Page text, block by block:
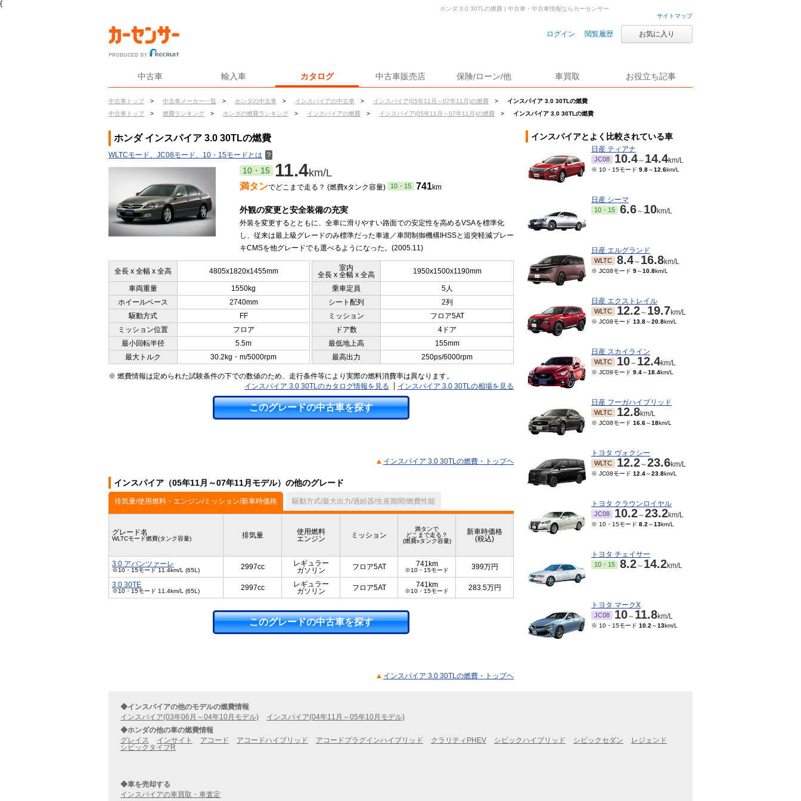
{
サイトマップ
ログイン 閲覧履歴 お気に入り
中古車 輸入車 カタログ 中古車販売店 保険/ローン/他 車買取 お役立ち記事
中古車トップ > 中古車メーカー一覧 > ホンダの中古車 > インスパイアの中古車 > インスパイア(05年11月～07年11月)の燃費 >
インスパイア 3.0 30TLの燃費
中古車トップ
> 燃費ランキング > ホンダの燃費ランキング > インスパイアの燃費 > インスパイア(05年11月～07年11月)の燃費 > インスパイア 3.0 30TLの燃費
ホンダ 3.0 30TLの燃費 | 中古車・中古車情報ならカーセンサー
ホンダ インスパイア 3.0 30TLの燃費
WLTCモード、JC08モード、10・15モードとは ？
10・15 11.4km/L
満タンでどこまで走る？ (燃費xタンク容量) 10・15 741km
外観の変更と安全装備の充実
外装を変更するとともに、全車に滑りやすい路面での安定性を高めるVSAを標準化
し、従来は最上級グレードのみ標準だった車速／車間制御機構IHSSと追突軽減ブレー
キCMSを他グレードでも選べるようになった。(2005.11)
全長 x 全幅 x 全高 4805x1820x1455mm
室内
全長 x 全幅 x 全高
1950x1500x1190mm
車両重量 1550kg 乗車定員
5人
ホイールベース
2740mm シート配列
2列
駆動方式
FF ミッション
フロア5AT
ミッション位置
フロア ドア数
4ドア
最小回転半径
5.5m 最低地上高
155mm
最大トルク
30.2kg・m/5000rpm 最高出力 250ps/6000rpm
※ 燃費情報は定められた試験条件の下での数値のため、走行条件等により実際の燃料消費率は異なります。
インスパイア 3.0 30TLのカタログ情報を見る
インスパイア 3.0 30TLの相場を見る
このグレードの中古車を探す
インスパイア 3.0 30TLの燃費・トップヘ
インスパイア（05年11月～07年11月モデル）の他のグレード
排気量/使用燃料・エンジン/ミッション/新車時価格 駆動方式/最大出力/過給器/生産期間/燃費性能
グレード名
WLTCモード燃費(タンク容量) 排気量
使用燃料
エンジン
ミッション
満タンで
どこまで走る？
(燃費xタンク容量)
新車時価格
(税込)
3.0 アバンツァーレ
※10・15モード 11.4km/L (65L) 2997cc
レギュラー
ガソリン
フロア5AT 741km
※10・15モード 399万円
3.0 30TE
※10・15モード 11.4km/L (65L) 2997cc
レギュラー
ガソリン
フロア5AT 741km
※10・15モード 283.5万円
このグレードの中古車を探す
インスパイア 3.0 30TLの燃費・トップヘ
インスパイアとよく比較されている車
日産 ティアナ
JC08 10.4～ 14.4km/L
※ 10・15モード 9.8～12.6km/L
日産 シーマ
10・15 6.6～ 10km/L
日産 エルグランド
WLTC 8.4～ 16.8km/L
※ JC08モード 9～10.8km/L
日産 エクストレイル
WLTC 12.2～ 19.7km/L
※ JC08モード 13.8～20.8km/L
日産 スカイライン
WLTC 10～ 12.4km/L
※ JC08モード 9.4～18.4km/L
日産 フーガハイブリッド
WLTC 12.8km/L
※ JC08モード 16.6～18km/L
トヨタ ヴォクシー
WLTC 12.2～23.6km/L
※ JC08モード 12.4～23.8km/L
トヨタ クラウンロイヤル
JC08 10.2～23.2km/L
※ 10・15モード 8.2 ～13km/L
トヨタ チェイサー
10・15 8.2～ 14.2km/L
トヨタ マークX
JC08 10～ 11.8km/L
※ 10・15モード 10.2 ～13km/L
◆インスパイアの他のモデルの燃費情報
インスパイア(03年06月～04年10月モデル)
インスパイア(04年11月～05年10月モデル)
◆ホンダの他の車の燃費情報
グレイス
インサイト アコード アコードハイブリッド アコードプラグインハイブリッド クラリティPHEV シビックハイブリッド シビックセダン
レジェンド
シビックタイプR
◆車を売却する
インスパイアの車買取・車査定